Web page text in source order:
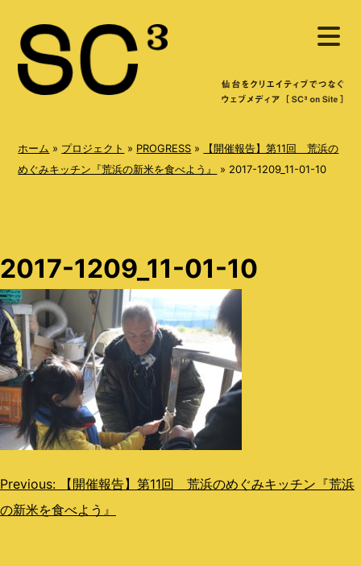
e
n
t
メ
ニ
を
開
く
ホーム » プロジェクト » PROGRESS »
【開催報告】第11回 荒浜の
めぐみキッチン『荒浜の新米を食べよう』
» 2017-1209_11-01-10
2017-1209_11-01-10
投
稿
Previous:
【開催報告】第11回 荒浜のめぐみキッチン『荒浜
の新米を食べよう』